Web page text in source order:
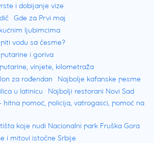
i dobijanje vize
Gde za Prvi maj
ljubimcima
vodu sa česme?
i goriva
vinjete, kilometraža
za rođendan
Najbolje kafanske pesme
u latinicu
Najbolji restorani Novi Sad
hitna pomoć, policija, vatrogasci, pomoć na
koje nudi Nacionalni park Fruška Gora
i mitovi istočne Srbije